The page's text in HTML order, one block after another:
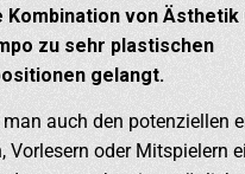
Kombination von Ästhetik
zu sehr plastischen
gelangt.
man auch den potenziellen
Vorlesern oder Mitspielern